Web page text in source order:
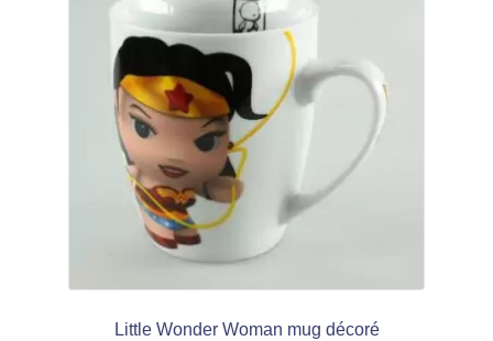
Little Wonder Woman mug décoré